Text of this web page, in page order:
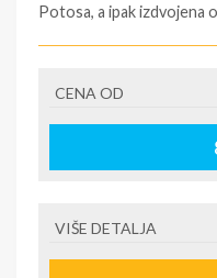
Potosa, a ipak izdvojena
dugogodišnjeg iskustva
možemo slobodno da
najboljih objekata
mišljenje mogu da
Za goste vile
CENA OD
VIŠE DETALJA